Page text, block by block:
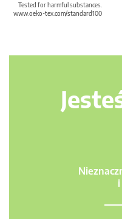
Tested for harmful substances.
www.oeko-tex.com/standard100